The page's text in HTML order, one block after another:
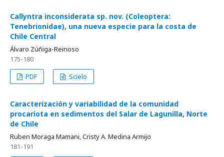
Callyntra inconsiderata sp. nov. (Coleoptera:
Tenebrionidae), una nueva especie para la costa de
Chile Central
Álvaro Zúñiga-Reinoso
175-180
PDF
Scielo
Caracterización y variabilidad de la comunidad
procariota en sedimentos del Salar de Lagunilla, Norte
de Chile
Ruben Moraga Mamani, Cristy A. Medina Armijo
181-191